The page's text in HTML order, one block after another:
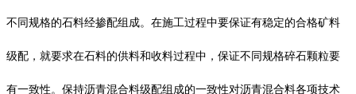
不同规格的石料经掺配组成。在施工过程中要保证有稳定的合格矿料
级配，就要求在石料的供料和收料过程中，保证不同规格碎石颗粒要
有一致性。保持沥青混合料级配组成的一致性对沥青混合料各项技术